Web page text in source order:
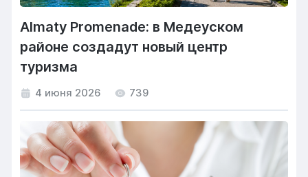
Almaty Promenade: в Медеуском
районе создадут новый центр
туризма
4 июня 2026 739